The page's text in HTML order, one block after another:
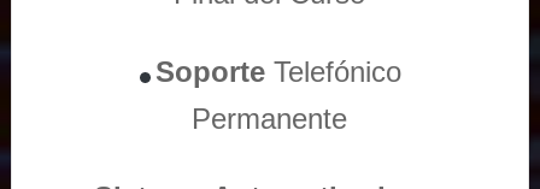
Soporte Telefónico
Permanente